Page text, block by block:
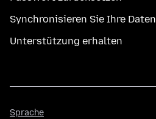
Synchronisieren Sie Ihre Daten
Unterstützung erhalten
Sprache